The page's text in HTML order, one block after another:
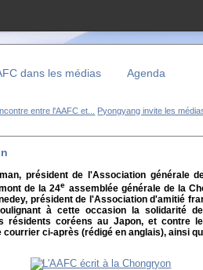
dans les médias Agenda
entre l'AAFC et... Pyongyang invite les
président de l'Association générale
de la 24e assemblée générale de la
président de l'Association d'amitié
à cette occasion la solidarité
résidents coréens au Japon, et contre
ci-après (rédigé en anglais), ainsi